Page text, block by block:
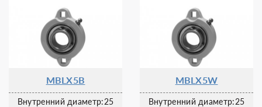
MBLX5B
Внутренний диаметр:25
MBLX5W
Внутренний диаметр:25